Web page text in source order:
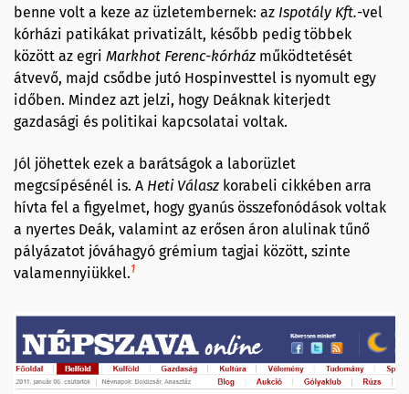
benne volt a keze az üzletembernek: az Ispotály Kft.-vel
kórházi patikákat privatizált, később pedig többek
között az egri Markhot Ferenc-kórház működtetését
átvevő, majd csődbe jutó Hospinvesttel is nyomult egy
időben. Mindez azt jelzi, hogy Deáknak kiterjedt
gazdasági és politikai kapcsolatai voltak.
Jól jöhettek ezek a barátságok a laborüzlet
megcsípésénél is. A Heti Válasz korabeli cikkében arra
hívta fel a figyelmet, hogy gyanús összefonódások voltak
a nyertes Deák, valamint az erősen áron alulinak tűnő
pályázatot jóváhagyó grémium tagjai között, szinte
valamennyiükkel.1